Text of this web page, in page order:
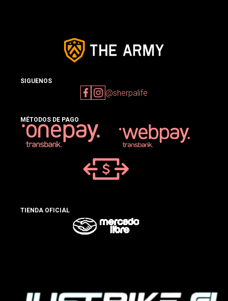
SIGUENOS
@sherpalife
MÉTODOS DE PAGO
TIENDA OFICIAL